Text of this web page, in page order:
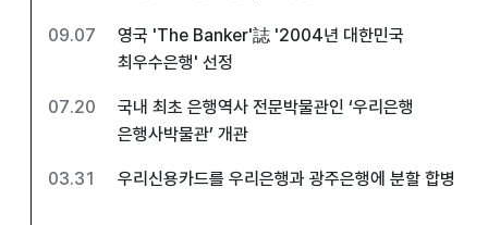
09.07
영국 'The Banker'誌 '2004년 대한민국
최우수은행' 선정
07.20
국내 최초 은행역사 전문박물관인 ‘우리은행
은행사박물관’ 개관
03.31 우리신용카드를 우리은행과 광주은행에 분할 합병